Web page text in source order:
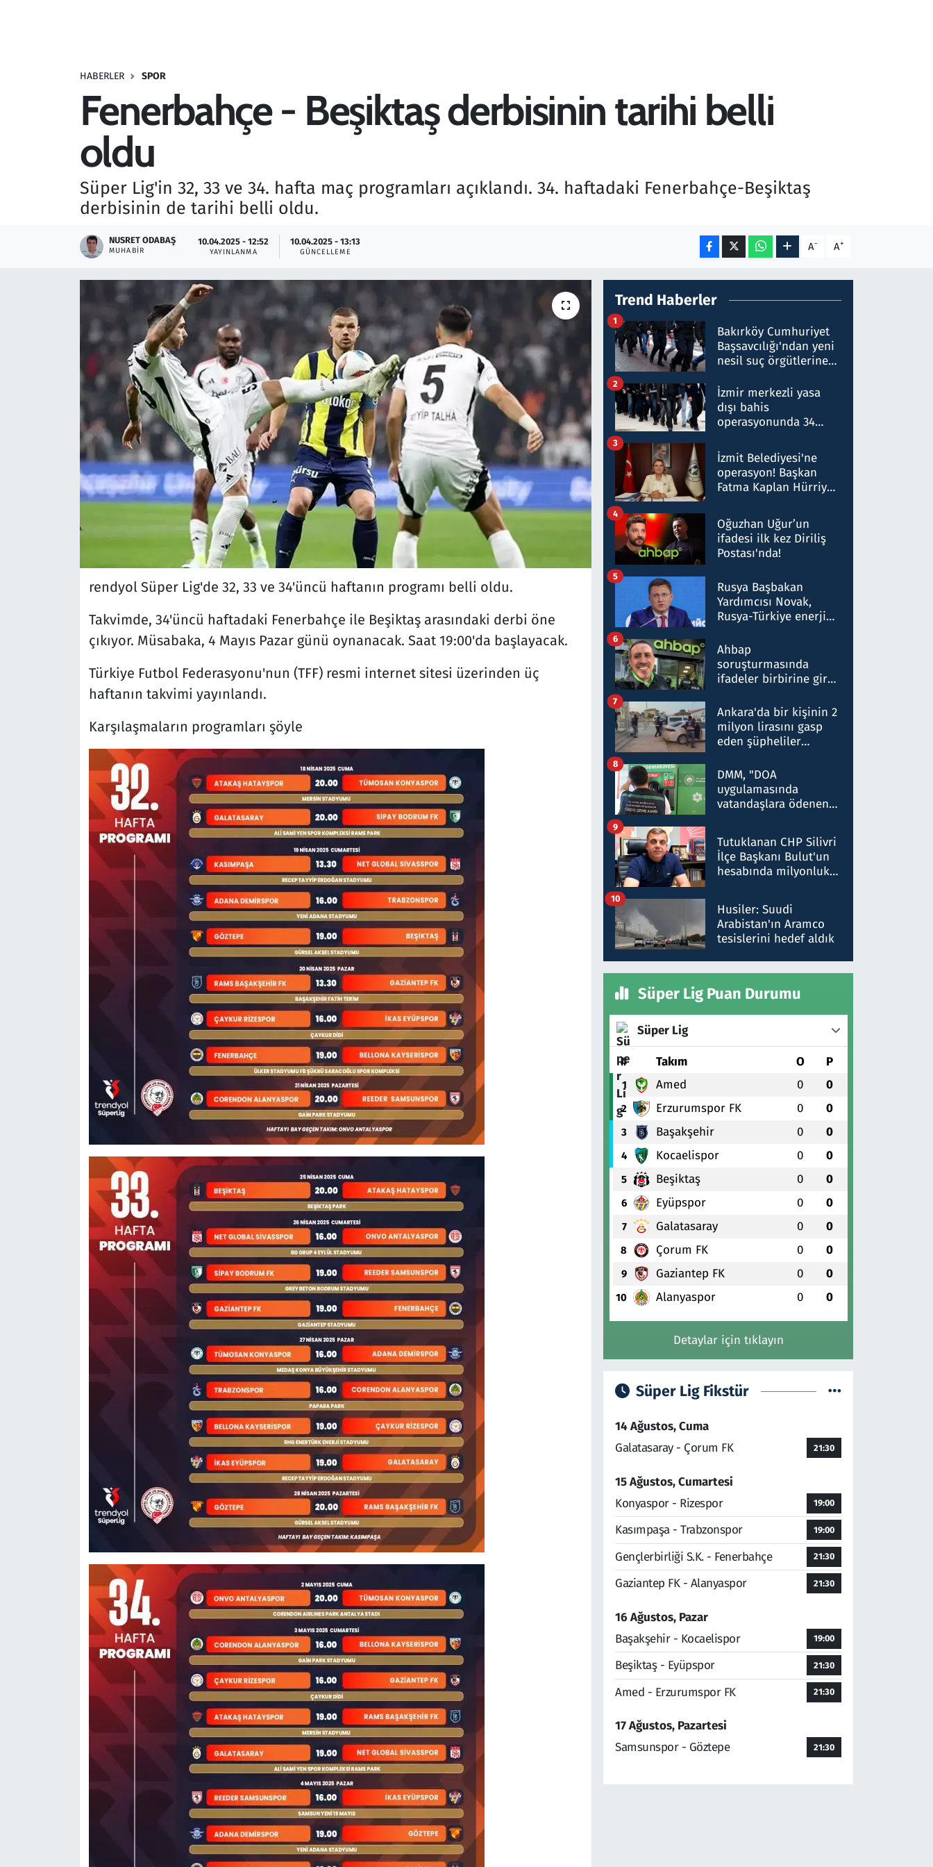
HABERLER SPOR
Fenerbahçe - Beşiktaş derbisinin tarihi belli
oldu
Süper Lig'in 32, 33 ve 34. hafta maç programları açıklandı. 34. haftadaki Fenerbahçe-Beşiktaş
derbisinin de tarihi belli oldu.
NUSRET ODABAŞ
MUHABIR
10.04.2025 - 12:52
YAYINLANMA
10.04.2025 - 13:13
GÜNCELLEME A- A+
rendyol Süper Lig'de 32, 33 ve 34'üncü haftanın programı belli oldu.
Takvimde, 34'üncü haftadaki Fenerbahçe ile Beşiktaş arasındaki derbi öne
çıkıyor. Müsabaka, 4 Mayıs Pazar günü oynanacak. Saat 19:00'da başlayacak.
Türkiye Futbol Federasyonu'nun (TFF) resmi internet sitesi üzerinden üç
haftanın takvimi yayınlandı.
Karşılaşmaların programları şöyle
Trend Haberler
Bakırköy Cumhuriyet
Başsavcılığı'ndan yeni
nesil suç örgütlerine
hakkında gözaltı kararı
1
İzmir merkezli yasa
dışı bahis
operasyonunda 34
Milyar liralık para
trafiği tespit edildi
2
İzmit Belediyesi'ne
operasyon! Başkan
Fatma Kaplan Hürriyet
3
Oğuzhan Uğur’un
ifadesi ilk kez Diriliş
Postası'nda!
4
Rusya Başbakan
Yardımcısı Novak,
Rusya-Türkiye enerji
nitelikte olduğunu
belirtti
5
Ahbap
soruşturmasında
ifadeler birbirine girdi:
ifadelerinden ortaya
çıkan tablo şok etti
6
Ankara'da bir kişinin 2
milyon lirasını gasp
eden şüpheliler
7
DMM, "DOA
uygulamasında
vatandaşlara ödenen
düşürüldüğü" iddiasını
yalanladı
8
Tutuklanan CHP Silivri
İlçe Başkanı Bulut'un
hesabında milyonluk
talimat verdi, ben
gönderdim
9
Husiler: Suudi
Arabistan'ın Aramco
tesislerini hedef aldık
10
Süper Lig Puan Durumu
Süper Lig
# Takım O P
1 Amed 0 0
2 Erzurumspor FK 0 0
3 Başakşehir 0 0
4 Kocaelispor 0 0
5 Beşiktaş 0 0
6 Eyüpspor 0 0
7 Galatasaray 0 0
8 Çorum FK 0 0
9 Gaziantep FK 0 0
10 Alanyaspor 0 0
Detaylar için tıklayın
Süper Lig Fikstür
14 Ağustos, Cuma
Galatasaray - Çorum FK
21:30
15 Ağustos, Cumartesi
Konyaspor - Rizespor
19:00
Kasımpaşa - Trabzonspor 19:00
Gençlerbirliği S.K. - Fenerbahçe 21:30
Gaziantep FK - Alanyaspor 21:30
16 Ağustos, Pazar
Başakşehir - Kocaelispor
19:00
Beşiktaş - Eyüpspor 21:30
Amed - Erzurumspor FK 21:30
17 Ağustos, Pazartesi
Samsunspor - Göztepe
21:30
Savunma Sanayi
Teknoloji ve Bilim
Televizyon